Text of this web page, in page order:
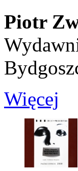
Piotr
Więcej